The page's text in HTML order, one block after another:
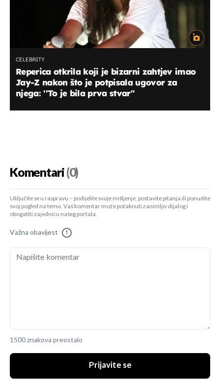
CELEBRITY
Reperica otkrila koji je bizarni zahtjev imao
Jay-Z nakon što je potpisala ugovor za
njega: ''To je bila prva stvar''
Komentari(0)
Uključite se u raspravu – podijelite svoje mišljenje, postavite pitanja ili ponudite
svoj pogled na temu. Vaš komentar može potaknuti zanimljiv dijalog i
obogatiti zajednicu našeg portala.
Važna obavijest !
1500 znakova preostalo
Prijavite se